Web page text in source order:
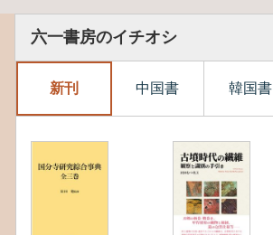
六一書房のイチオシ
新刊 中国書 韓国書